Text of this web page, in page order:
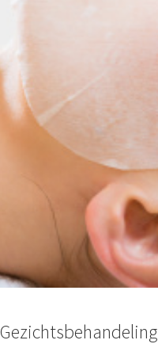
Gezichtsbehandeling